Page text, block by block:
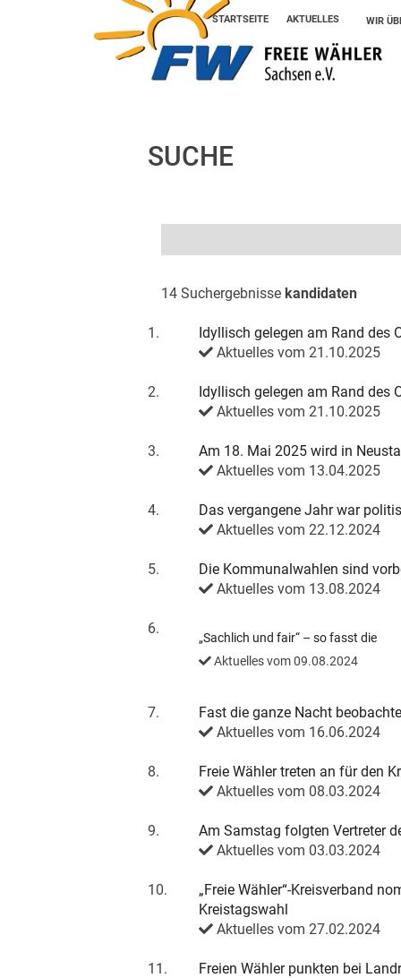
STARTSEITE AKTUELLES WIR
SUCHE
14 Suchergebnisse kandidaten
1.
Idyllisch gelegen am Rand des
Aktuelles vom 21.10.2025
2.
Idyllisch gelegen am Rand des
Aktuelles vom 21.10.2025
3.
Am 18. Mai 2025 wird in
Aktuelles vom 13.04.2025
4.
Das vergangene Jahr war
Aktuelles vom 22.12.2024
5.
Die Kommunalwahlen sind
Aktuelles vom 13.08.2024
6.
„Sachlich und fair“ – so fasst die
Aktuelles vom 09.08.2024
7.
Fast die ganze Nacht
Aktuelles vom 16.06.2024
8.
Freie Wähler treten an für den
Aktuelles vom 08.03.2024
9.
Am Samstag folgten Vertreter
Aktuelles vom 03.03.2024
10.
„Freie Wähler“-Kreisverband
Kreistagswahl
Aktuelles vom 27.02.2024
11.
Freien Wähler punkten bei